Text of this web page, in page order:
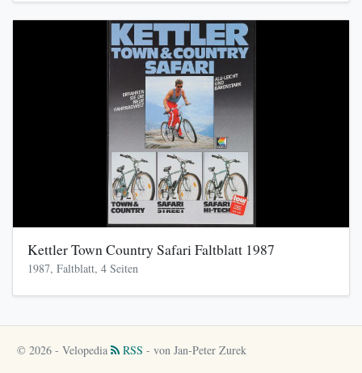
Kettler Town Country Safari Faltblatt 1987
1987, Faltblatt, 4 Seiten
© 2026 - Velopedia RSS - von Jan-Peter Zurek